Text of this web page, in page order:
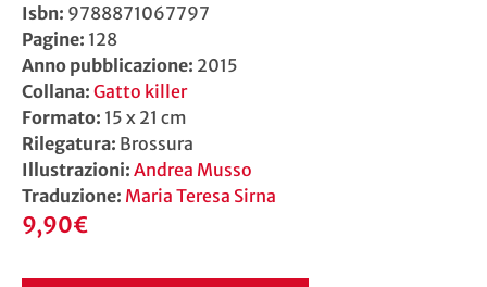
Isbn: 9788871067797
Pagine: 128
Anno pubblicazione: 2015
Collana: Gatto killer
Formato: 15 x 21 cm
Rilegatura: Brossura
Illustrazioni: Andrea Musso
Traduzione: Maria Teresa Sirna
9,90€